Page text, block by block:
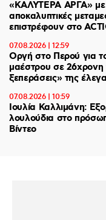
«ΚΑΛΥΤΕΡΑ ΑΡΓΑ» με
αποκαλυπτικές
επιστρέφουν στο
07.08.2026 | 12:59
Οργή στο Περού για
μαέστρου σε 26χρονη
ξεπεράσεις» της
07.08.2026 | 10:59
Ιουλία Καλλιμάνη:
λουλούδια στο
Βίντεο